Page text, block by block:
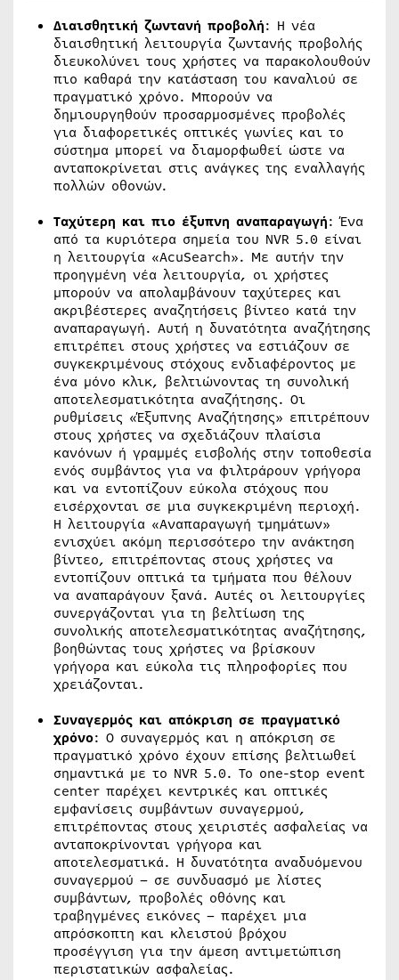
Διαισθητική ζωντανή προβολή: Η νέα
διαισθητική λειτουργία ζωντανής προβολής
διευκολύνει τους χρήστες να παρακολουθούν
πιο καθαρά την κατάσταση του καναλιού σε
πραγματικό χρόνο. Μπορούν να
δημιουργηθούν προσαρμοσμένες προβολές
για διαφορετικές οπτικές γωνίες και το
σύστημα μπορεί να διαμορφωθεί ώστε να
ανταποκρίνεται στις ανάγκες της εναλλαγής
πολλών οθονών.
Ταχύτερη και πιο έξυπνη αναπαραγωγή: Ένα
από τα κυριότερα σημεία του NVR 5.0 είναι
η λειτουργία «AcuSearch». Με αυτήν την
προηγμένη νέα λειτουργία, οι χρήστες
μπορούν να απολαμβάνουν ταχύτερες και
ακριβέστερες αναζητήσεις βίντεο κατά την
αναπαραγωγή. Αυτή η δυνατότητα αναζήτησης
επιτρέπει στους χρήστες να εστιάζουν σε
συγκεκριμένους στόχους ενδιαφέροντος με
ένα μόνο κλικ, βελτιώνοντας τη συνολική
αποτελεσματικότητα αναζήτησης. Οι
ρυθμίσεις «Έξυπνης Αναζήτησης» επιτρέπουν
στους χρήστες να σχεδιάζουν πλαίσια
κανόνων ή γραμμές εισβολής στην τοποθεσία
ενός συμβάντος για να φιλτράρουν γρήγορα
και να εντοπίζουν εύκολα στόχους που
εισέρχονται σε μια συγκεκριμένη περιοχή.
Η λειτουργία «Αναπαραγωγή τμημάτων»
ενισχύει ακόμη περισσότερο την ανάκτηση
βίντεο, επιτρέποντας στους χρήστες να
εντοπίζουν οπτικά τα τμήματα που θέλουν
να αναπαράγουν ξανά. Αυτές οι λειτουργίες
συνεργάζονται για τη βελτίωση της
συνολικής αποτελεσματικότητας αναζήτησης,
βοηθώντας τους χρήστες να βρίσκουν
γρήγορα και εύκολα τις πληροφορίες που
χρειάζονται.
Συναγερμός και απόκριση σε πραγματικό
χρόνο: Ο συναγερμός και η απόκριση σε
πραγματικό χρόνο έχουν επίσης βελτιωθεί
σημαντικά με το NVR 5.0. Το one-stop event
center παρέχει κεντρικές και οπτικές
εμφανίσεις συμβάντων συναγερμού,
επιτρέποντας στους χειριστές ασφαλείας να
ανταποκρίνονται γρήγορα και
αποτελεσματικά. Η δυνατότητα αναδυόμενου
συναγερμού – σε συνδυασμό με λίστες
συμβάντων, προβολές οθόνης και
τραβηγμένες εικόνες – παρέχει μια
απρόσκοπτη και κλειστού βρόχου
προσέγγιση για την άμεση αντιμετώπιση
περιστατικών ασφαλείας.